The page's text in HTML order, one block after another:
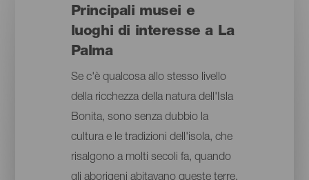
Principali musei e
luoghi di interesse a La
Palma
Se c'è qualcosa allo stesso livello
della ricchezza della natura dell'Isla
Bonita, sono senza dubbio la
cultura e le tradizioni dell'isola, che
risalgono a molti secoli fa, quando